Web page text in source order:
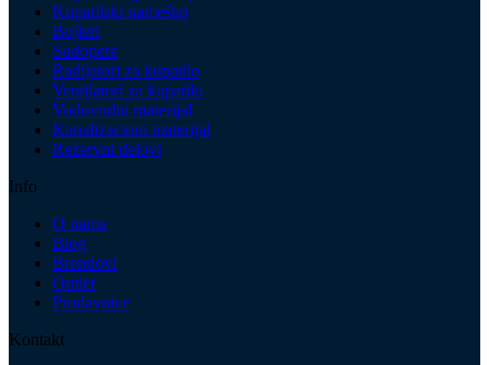
Kupatilski nameštaj
Bojleri
Sudopere
Radijatori za kupatilo
Ventilatori za kupatilo
Vodovodni materijal
Kanalizacioni materijal
Rezervni delovi
Info
O nama
Blog
Brendovi
Outlet
Prodavnice
Kontakt